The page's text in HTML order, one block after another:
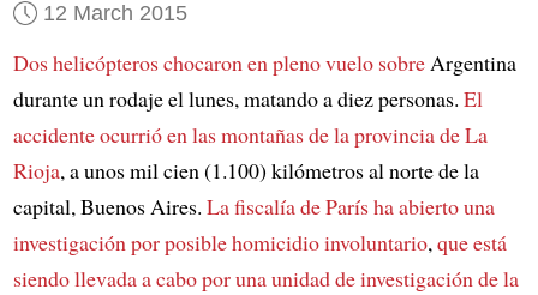
12 March 2015
Dos helicópteros chocaron en pleno vuelo sobreArgentina
durante un rodaje el lunes, matando a diez personas. El
accidente ocurrió en las montañas de la provincia de La
Rioja, a unos mil cien (1.100) kilómetros al norte de la
capital, Buenos Aires. La fiscalía de París ha abierto una
investigaciónpor posible homicidio involuntario,que está
siendo llevada a cabo por una unidad de investigación dela